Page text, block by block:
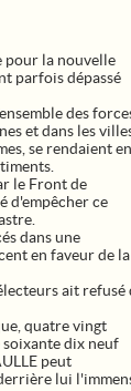
pour la nouvelle
parfois dépassé
des
et dans les
se rendaient en
le Front de
d'empêcher ce
dans une
en faveur de la
ait refusé
quatre vingt
soixante dix neuf
peut
lui